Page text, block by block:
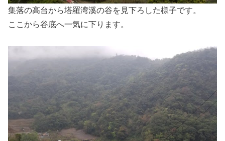
集落の高台から塔羅湾溪の谷を見下ろした様子です。
ここから谷底へ一気に下ります。